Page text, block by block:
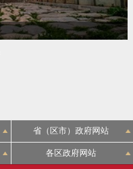
省（区市）政府网站
各区政府网站